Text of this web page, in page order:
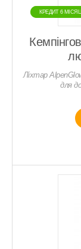
КРЕДИТ 6
КРЕДИТ 6
Ліхтар
для